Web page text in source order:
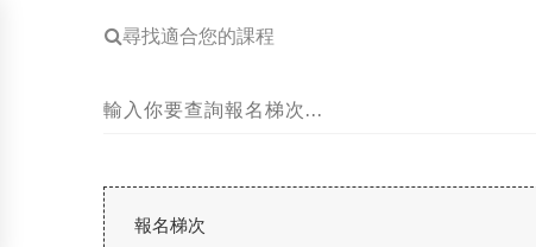
尋找適合您的課程
報名梯次